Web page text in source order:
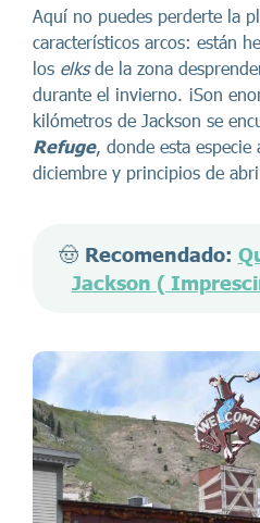
Aquí no puedes perderte la
característicos arcos: están
los elksde la zona
durante el invierno. ¡Son
kilómetros de Jackson se
Refuge, donde esta especie
diciembre y principios de
🤠 Recomendado:
Jackson (